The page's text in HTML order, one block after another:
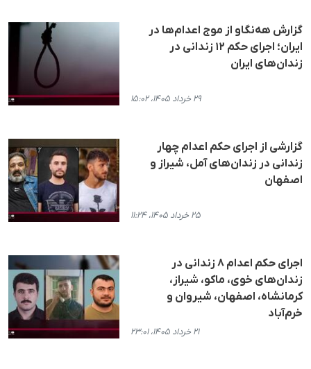
گزارش هه‌نگاو از موج اعدام‌ها در
ایران؛ اجرای حکم ۱۲ زندانی در
زندان‌های ایران
۲۹ خرداد ۱۴۰۵، ۱۵:۰۲
گزارشی از اجرای حکم اعدام چهار
زندانی در زندان‌های آمل، شیراز و
اصفهان
۲۵ خرداد ۱۴۰۵، ۱۱:۲۴
اجرای حکم اعدام ۸ زندانی در
زندان‌های خوی، ماکو، شیراز،
کرمانشاه، اصفهان، شیروان و
خرم‌آباد
۲۱ خرداد ۱۴۰۵، ۲۳:۰۱